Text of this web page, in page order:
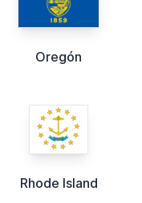
Oregón
Rhode Island